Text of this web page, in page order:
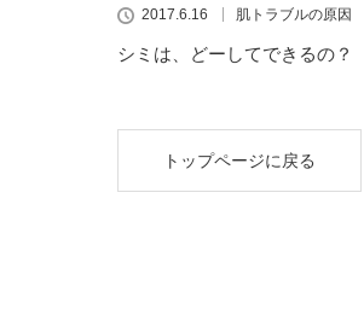
2017.6.16 肌トラブルの原因
シミは、どーしてできるの？
トップページに戻る